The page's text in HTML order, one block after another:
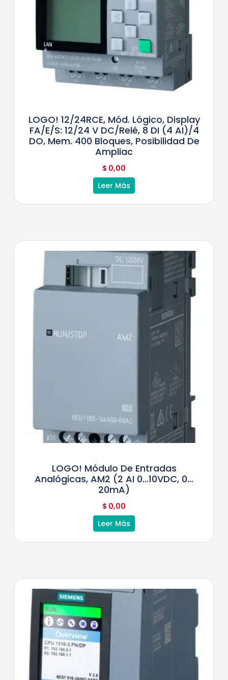
LOGO! 12/24RCE, Mód. Lógico, Display
FA/E/S: 12/24 V DC/relé, 8 DI (4 AI)/4
DO, Mem. 400 Bloques, Posibilidad De
Ampliac
$ 0,00
Leer Más
LOGO! Módulo De Entradas
Analógicas, AM2 (2 AI 0…10VDC, 0…
20mA)
$ 0,00
Leer Más